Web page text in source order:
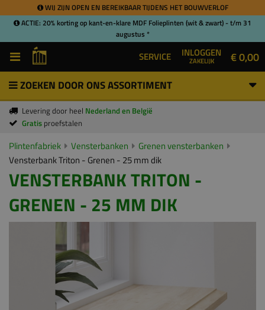
WIJ ZIJN OPEN EN BEREIKBAAR TIJDENS HET BOUWVERLOF
ACTIE: 20% korting op kant-en-klare MDF Folieplinten (wit & zwart) - t/m 31
augustus *
SERVICE INLOGGEN
ZAKELIJK € 0,00
ZOEKEN DOOR ONS ASSORTIMENT
Levering door heel Nederland en België
Gratis proefstalen
Plintenfabriek Vensterbanken
Grenen vensterbanken
Vensterbank Triton - Grenen - 25 mm dik
VENSTERBANK TRITON -
GRENEN - 25 MM DIK